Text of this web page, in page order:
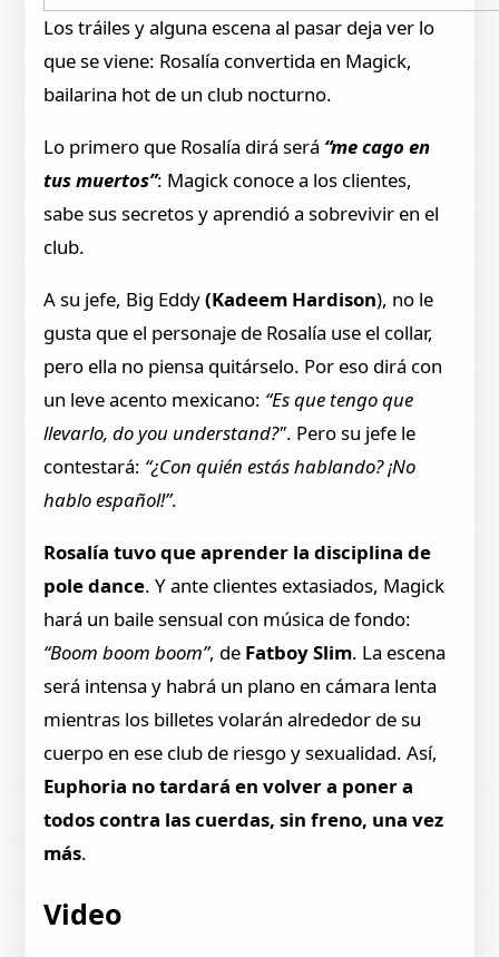
Los tráiles y alguna escena al pasar deja ver lo
que se viene: Rosalía convertida en Magick,
bailarina hot de un club nocturno.
Lo primero que Rosalía dirá será “me cago en
tus muertos”: Magick conoce a los clientes,
sabe sus secretos y aprendió a sobrevivir en el
club.
A su jefe, Big Eddy(Kadeem Hardison), no le
gusta que el personaje de Rosalía use el collar,
pero ella no piensa quitárselo. Por eso dirá con
un leve acento mexicano: “Es que tengo que
llevarlo, do you understand?". Pero su jefe le
contestará: “¿Con quién estás hablando? ¡No
hablo español!”.
Rosalía tuvo que aprender la disciplina de
pole dance. Y ante clientes extasiados, Magick
hará un baile sensual con música de fondo:
“Boom boom boom”, de Fatboy Slim. La escena
será intensa y habrá un plano en cámara lenta
mientras los billetes volarán alrededor de su
cuerpo en ese club de riesgo y sexualidad. Así,
Euphoria no tardará en volver a poner a
todos contra las cuerdas, sin freno, una vez
más.
Video